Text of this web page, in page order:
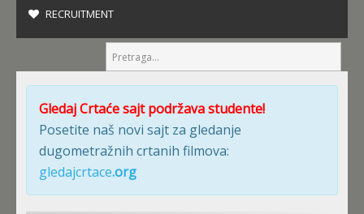
RECRUITMENT
Gledaj Crtaće sajt podržava studente!
Posetite naš novi sajt za gledanje
dugometražnih crtanih filmova:
gledajcrtace.org